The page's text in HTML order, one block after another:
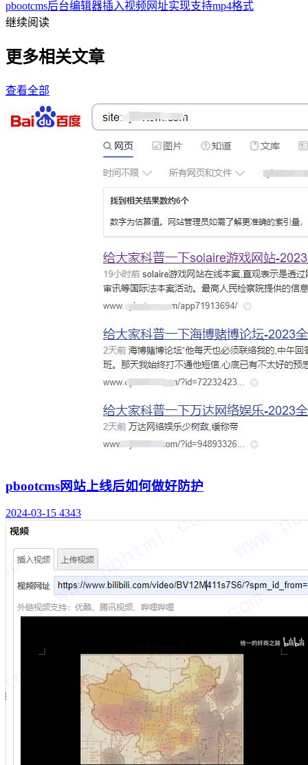
pbootcms后台编辑器插入视频网址实现支持mp4格式
继续阅读
更多相关文章
查看全部
pbootcms网站上线后如何做好防护
2024-03-15 4343